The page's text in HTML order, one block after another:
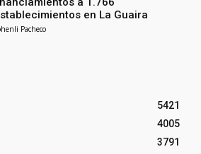
en La Guaira
Pacheco
5421
4005
3791